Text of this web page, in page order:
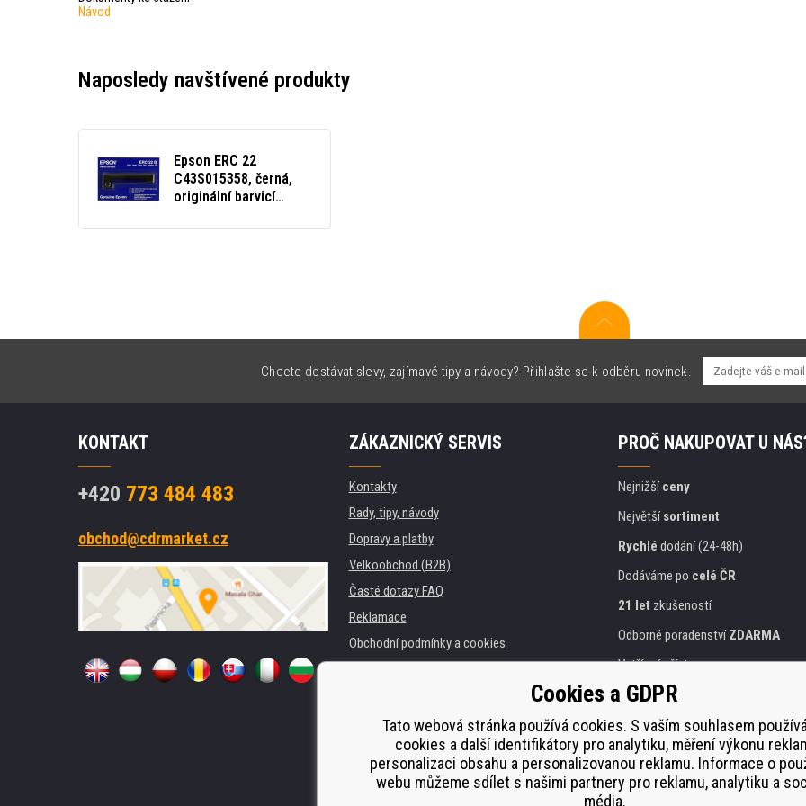
Návod
Naposledy navštívené produkty
Epson ERC 22
C43S015358, černá,
originální barvicí
Chcete dostávat slevy, zajímavé tipy a návody? Přihlašte se k odběru novinek.
KONTAKT
+420 773 484 483
obchod@cdrmarket.cz
ZÁKAZNICKÝ SERVIS
Kontakty
Rady, tipy, návody
Dopravy a platby
Velkoobchod (B2B)
Časté dotazy FAQ
Reklamace
Obchodní podmínky a cookies
Pronájem tiskáren
Náhradní plnění
Odstoupení od smlouvy
PROČ NAKUPOVAT U
Nejnižšíceny
Největšísortiment
Rychlé dodání (24-48h)
Dodáváme po celé ČR
21 let zkušeností
Odborné poradenstvíZDARMA
Vstřícný přístup
Zlatýcertifikát
Bezpečnéon-line platby
Cookies a GDPR
Tato webová stránka používá cookies. S vaším souhlasem
cookies a další identifikátory pro analytiku, měření výkonu
personalizaci obsahu a personalizovanou reklamu. Informace o
webu můžeme sdílet s našimi partnery pro reklamu, analytiku a
média.